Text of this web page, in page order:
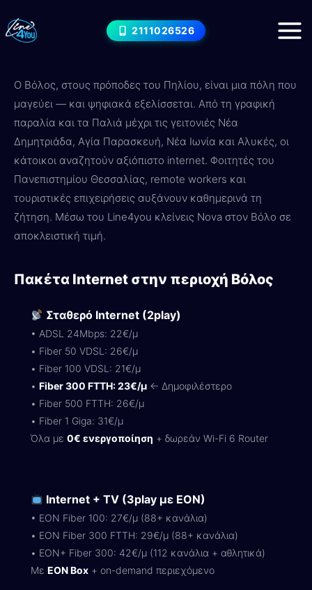
στο
περιεχόμενο
2111026526
Internet στην περιοχή Βόλος —
Πακέτα & Τιμές 2026
Ο Βόλος, στους πρόποδες του Πηλίου, είναι μια πόλη που
μαγεύει — και ψηφιακά εξελίσσεται. Από τη γραφική
παραλία και τα Παλιά μέχρι τις γειτονιές Νέα
Δημητριάδα, Αγία Παρασκευή, Νέα Ιωνία και Αλυκές, οι
κάτοικοι αναζητούν αξιόπιστο internet. Φοιτητές του
Πανεπιστημίου Θεσσαλίας, remote workers και
τουριστικές επιχειρήσεις αυξάνουν καθημερινά τη
ζήτηση. Μέσω του Line4you κλείνεις Nova στον Βόλο σε
αποκλειστική τιμή.
Πακέτα Internet στην περιοχή Βόλος
Σταθερό Internet (2play)
• ADSL 24Mbps: 22€/μ
• Fiber 50 VDSL: 26€/μ
• Fiber 100 VDSL: 21€/μ
• Fiber 300 FTTH: 23€/μ ← Δημοφιλέστερο
• Fiber 500 FTTH: 26€/μ
• Fiber 1 Giga: 31€/μ
Όλα με 0€ ενεργοποίηση + δωρεάν Wi-Fi 6 Router
Internet + TV (3play με EON)
• EON Fiber 100: 27€/μ (88+ κανάλια)
• EON Fiber 300 FTTH: 29€/μ (88+ κανάλια)
• EON+ Fiber 300: 42€/μ (112 κανάλια + αθλητικά)
Με EON Box + on-demand περιεχόμενο